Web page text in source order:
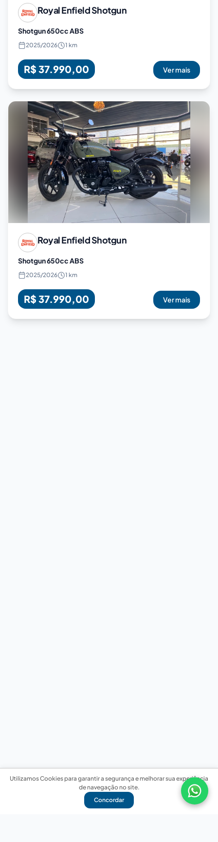
Royal EnfieldShotgun
Shotgun 650cc ABS
2025/2026 1 km
R$ 37.990,00 Ver mais
Royal EnfieldShotgun
Shotgun 650cc ABS
2025/2026 1 km
R$ 37.990,00 Ver mais
Utilizamos Cookies para garantir a segurança e melhorar sua experiência
de navegação no site.
Concordar